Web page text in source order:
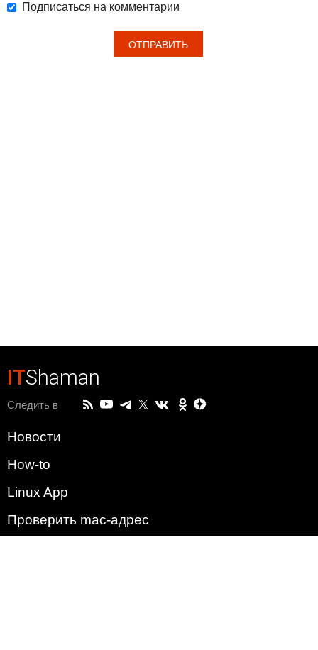
Подписаться на комментарии
ITShaman
Следить в
Новости
How-to
Linux App
Проверить mac-адрес